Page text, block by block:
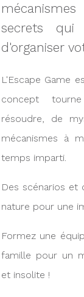
secrets qui
d'organiser
L'Escape Game
concept
résoudre, de
mécanismes à
temps imparti.
Des scénarios et
nature pour une
Formez une
famille pour un
et insolite !